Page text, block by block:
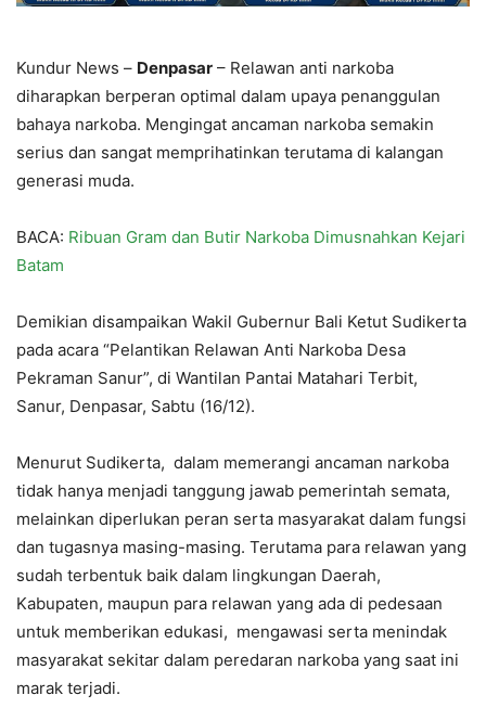
Kundur News – Denpasar – Relawan anti narkoba
diharapkan berperan optimal dalam upaya penanggulan
bahaya narkoba. Mengingat ancaman narkoba semakin
serius dan sangat memprihatinkan terutama di kalangan
generasi muda.
BACA: Ribuan Gram dan Butir Narkoba Dimusnahkan Kejari
Batam
Demikian disampaikan Wakil Gubernur Bali Ketut Sudikerta
pada acara “Pelantikan Relawan Anti Narkoba Desa
Pekraman Sanur”, di Wantilan Pantai Matahari Terbit,
Sanur, Denpasar, Sabtu (16/12).
Menurut Sudikerta, dalam memerangi ancaman narkoba
tidak hanya menjadi tanggung jawab pemerintah semata,
melainkan diperlukan peran serta masyarakat dalam fungsi
dan tugasnya masing-masing. Terutama para relawan yang
sudah terbentuk baik dalam lingkungan Daerah,
Kabupaten, maupun para relawan yang ada di pedesaan
untuk memberikan edukasi, mengawasi serta menindak
masyarakat sekitar dalam peredaran narkoba yang saat ini
marak terjadi.